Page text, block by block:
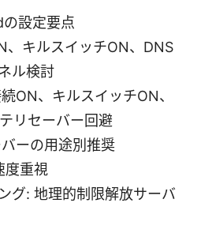
設定要点
、キルスイッチON、DNS
ル検討
ON、キルスイッチON、
リセーバー回避
ーの用途別推奨
度重視
グ: 地理的制限解放サーバ